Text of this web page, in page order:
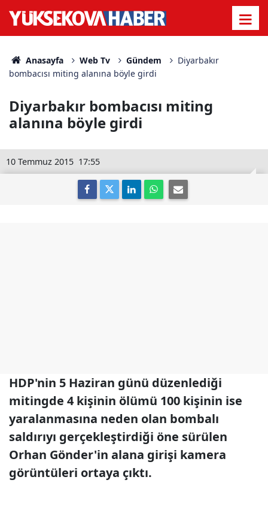
Anasayfa Web Tv Gündem
Diyarbakır
bombacısı miting alanına böyle girdi
Diyarbakır bombacısı miting
alanına böyle girdi
17:55
10 Temmuz 2015
HDP'nin 5 Haziran günü düzenlediği
mitingde 4 kişinin ölümü 100 kişinin ise
yaralanmasına neden olan bombalı
saldırıyı gerçekleştirdiği öne sürülen
Orhan Gönder'in alana girişi kamera
görüntüleri ortaya çıktı.